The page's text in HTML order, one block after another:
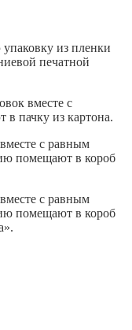
из пленки
печатной
вместе с
пачку из картона.
с равным
помещают в короб
с равным
помещают в короб